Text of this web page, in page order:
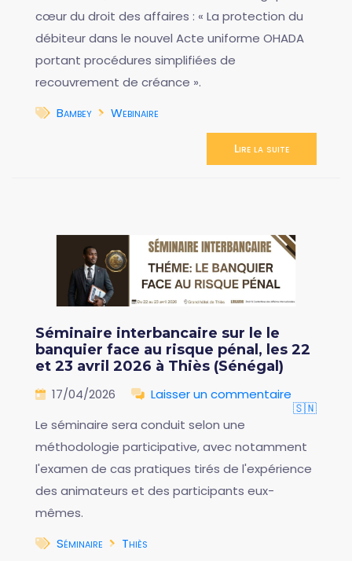
cœur du droit des affaires : « La protection du
débiteur dans le nouvel Acte uniforme OHADA
portant procédures simplifiées de
recouvrement de créance ».
Bambey
Webinaire
Lire la suite
Séminaire interbancaire sur le le
banquier face au risque pénal, les 22
et 23 avril 2026 à Thiès (Sénégal)
17/04/2026
Laisser un commentaire
🇸🇳
Le séminaire sera conduit selon une
méthodologie participative, avec notamment
l'examen de cas pratiques tirés de l'expérience
des animateurs et des participants eux-
mêmes.
Séminaire
Thiès